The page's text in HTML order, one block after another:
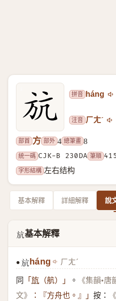
拼音 háng
注音 ㄏㄤˊ
部首 方 部外 4 總筆畫 8
統一碼 CJK-B 230DA 筆順
字形結構 左右结构
基本解釋 詳細解釋 說
𣃚基本解釋
● 𣃚 háng ㄏㄤˊ
同 「 斻 （航）」 。 《集韻•唐
文》
：『方舟也。』」 按：